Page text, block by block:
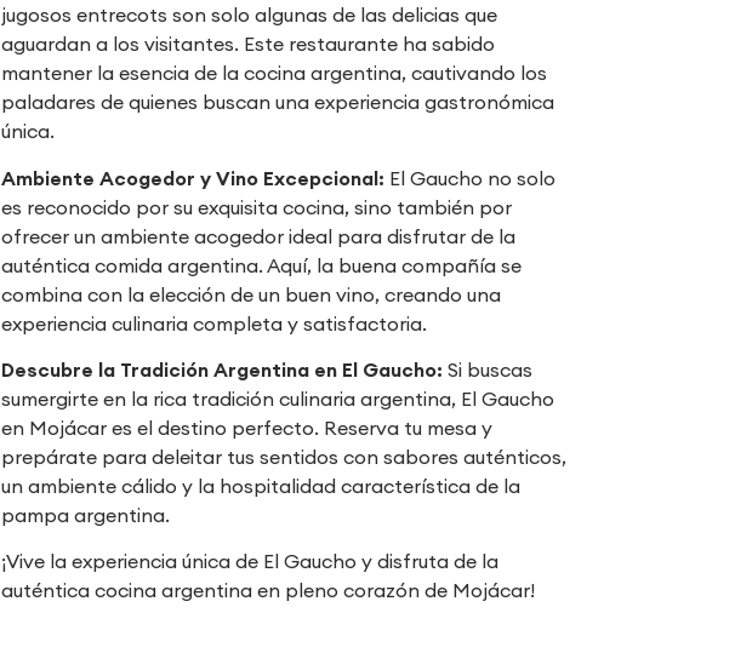
jugosos entrecots son solo algunas de las delicias que
aguardan a los visitantes. Este restaurante ha sabido
mantener la esencia de la cocina argentina, cautivando los
paladares de quienes buscan una experiencia gastronómica
única.
Ambiente Acogedor y Vino Excepcional: El Gaucho no solo
es reconocido por su exquisita cocina, sino también por
ofrecer un ambiente acogedor ideal para disfrutar de la
auténtica comida argentina. Aquí, la buena compañía se
combina con la elección de un buen vino, creando una
experiencia culinaria completa y satisfactoria.
Descubre la Tradición Argentina en El Gaucho: Si buscas
sumergirte en la rica tradición culinaria argentina, El Gaucho
en Mojácar es el destino perfecto. Reserva tu mesa y
prepárate para deleitar tus sentidos con sabores auténticos,
un ambiente cálido y la hospitalidad característica de la
pampa argentina.
¡Vive la experiencia única de El Gaucho y disfruta de la
auténtica cocina argentina en pleno corazón de Mojácar!